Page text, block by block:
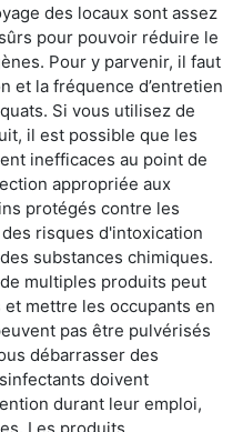
des locaux sont assez
pour pouvoir réduire le
Pour y parvenir, il faut
et la fréquence d’entretien
Si vous utilisez de
il est possible que les
inefficaces au point de
appropriée aux
protégés contre les
risques d'intoxication
substances chimiques.
multiples produits peut
mettre les occupants en
pas être pulvérisés
débarrasser des
doivent
durant leur emploi,
Les produits